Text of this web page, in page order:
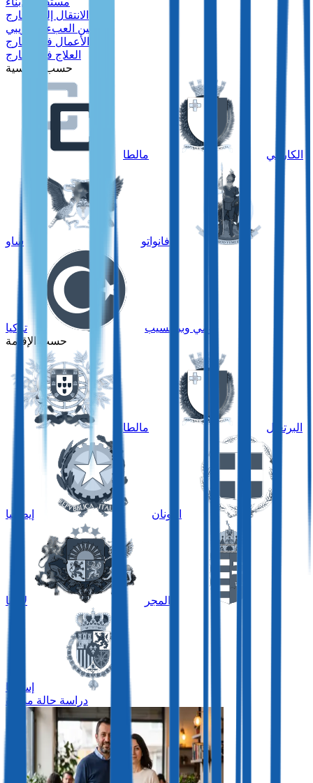
الانتقال إلى الخارج
تحسين العبء الضريبي
الأعمال في الخارج
العلاج في الخارج
حسب الجنسية
الكاريبي مالطا
فانواتو ساو
تومي وبرينسيب
تركيا
حسب الإقامة
البرتغال مالطا
اليونان إيطاليا
المجر لاتفيا
إسبانيا
دراسة حالة مميزة